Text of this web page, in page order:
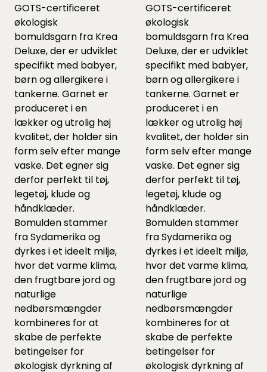
GOTS-certificeret
økologisk
bomuldsgarn fra Krea
Deluxe, der er udviklet
specifikt med babyer,
børn og allergikere i
tankerne. Garnet er
produceret i en
lækker og utrolig høj
kvalitet, der holder sin
form selv efter mange
vaske. Det egner sig
derfor perfekt til tøj,
legetøj, klude og
håndklæder.
Bomulden stammer
fra Sydamerika og
dyrkes i et ideelt miljø,
hvor det varme klima,
den frugtbare jord og
naturlige
nedbørsmængder
kombineres for at
skabe de perfekte
betingelser for
økologisk dyrkning af
GOTS-certificeret
økologisk
bomuldsgarn fra Krea
Deluxe, der er udviklet
specifikt med babyer,
børn og allergikere i
tankerne. Garnet er
produceret i en
lækker og utrolig høj
kvalitet, der holder sin
form selv efter mange
vaske. Det egner sig
derfor perfekt til tøj,
legetøj, klude og
håndklæder.
Bomulden stammer
fra Sydamerika og
dyrkes i et ideelt miljø,
hvor det varme klima,
den frugtbare jord og
naturlige
nedbørsmængder
kombineres for at
skabe de perfekte
betingelser for
økologisk dyrkning af